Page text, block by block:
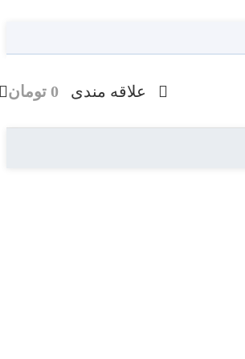
علاقه مندی 0 تومان